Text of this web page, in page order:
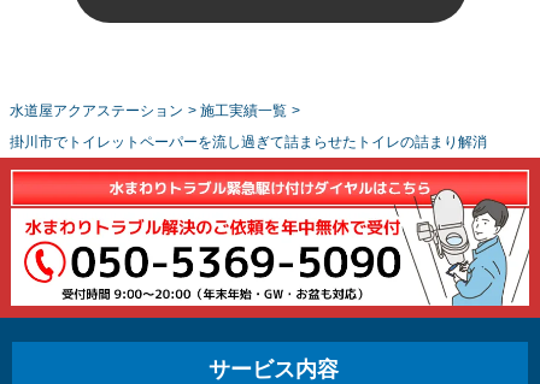
水道屋アクアステーション > 施工実績一覧 >
掛川市でトイレットペーパーを流し過ぎて詰まらせたトイレの詰まり解消
サービス内容